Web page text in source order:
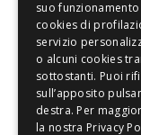
FACEBOOK